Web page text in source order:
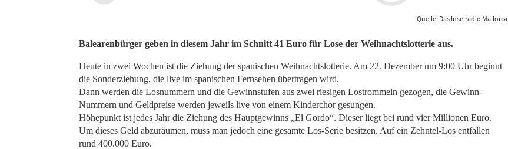
Quelle: Das Inselradio Mallorca
Balearenbürger geben in diesem Jahr im Schnitt 41 Euro für Lose der Weihnachtslotterie aus.
Heute in zwei Wochen ist die Ziehung der spanischen Weihnachtslotterie. Am 22. Dezember um 9:00 Uhr beginnt
die Sonderziehung, die live im spanischen Fernsehen übertragen wird.
Dann werden die Losnummern und die Gewinnstufen aus zwei riesigen Lostrommeln gezogen, die Gewinn-
Nummern und Geldpreise werden jeweils live von einem Kinderchor gesungen.
Höhepunkt ist jedes Jahr die Ziehung des Hauptgewinns „El Gordo“. Dieser liegt bei rund vier Millionen Euro.
Um dieses Geld abzuräumen, muss man jedoch eine gesamte Los-Serie besitzen. Auf ein Zehntel-Los entfallen
rund 400.000 Euro.